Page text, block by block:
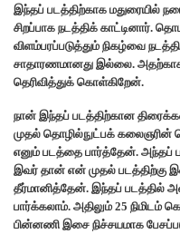
இந்தப் படத்திற்காக மதுரையில்
சிறப்பாக நடத்திக் காட்டினார்.
விளம்பரப்படுத்தும் நிகழ்வை
சாதாரணமானது இல்லை.
தெரிவித்துக் கொள்கிறேன்.‌
நான் இந்தப் படத்திற்கான
முதல் தொழில்நுட்பக் கலைஞரின்
எனும் படத்தை பார்த்தேன். அந்தப்
இவர் தான் என் முதல்
தீர்மானித்தேன். இந்தப் படத்தில்
பார்க்கலாம். அதிலும் 25
பின்னணி இசை நிச்சயமாக